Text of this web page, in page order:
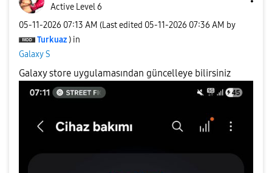
Active Level 6
‎05-11-2026 07:13 AM (Last edited ‎05-11-2026 07:36 AM by
Turkuaz ) in
Galaxy S
Galaxy store uygulamasından güncelleye bilirsiniz